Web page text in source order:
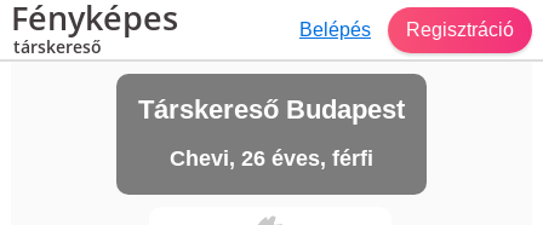
Fényképes
társkereső
Belépés Regisztráció
Társkereső Budapest
Chevi, 26 éves, férfi